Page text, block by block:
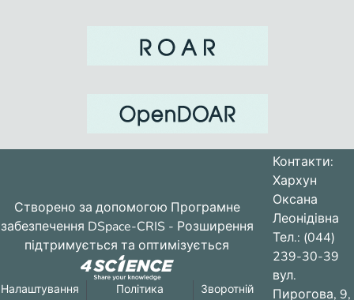
Створено за допомогою Програмне
забезпечення DSpace-CRIS - Розширення
підтримується та оптимізується
Налаштування
Політика
Зворотній
Контакти:
Хархун
Оксана
Леонідівна
Тел.: (044)
239-30-39
вул.
Пирогова, 9,